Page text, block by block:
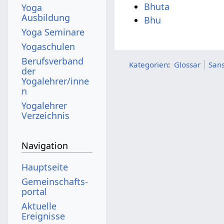
Bhuta
Bhu
Kategorien: Glossar
Yoga
Ausbildung
Yoga Seminare
Yogaschulen
Berufsverband
der
Yogalehrer/inne
n
Yogalehrer
Verzeichnis
Navigation
Hauptseite
Gemeinschafts­
portal
Aktuelle
Ereignisse